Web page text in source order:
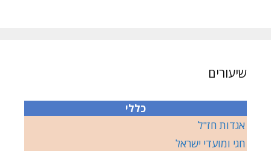
שיעורים
כללי
אגדות חז"ל
חגי ומועדי ישראל